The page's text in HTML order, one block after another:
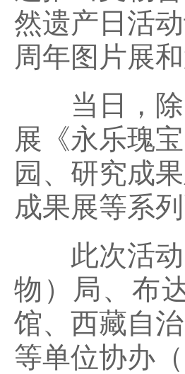
然遗产日活
周年图片展
当日，
展《永乐瑰
园、研究成
成果展等系
此次活动
物）局、布
馆、西藏自
等单位协办（